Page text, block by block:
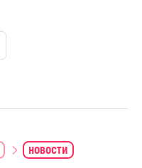
новости